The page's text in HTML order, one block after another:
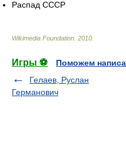
Распад СССР
Wikimedia Foundation 2010
Игры ⚽
Поможем
Гелаев, Руслан
Германович